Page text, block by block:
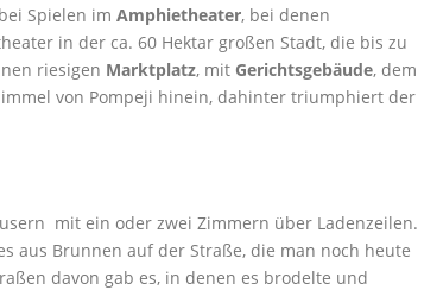
Spielen imAmphietheater, bei denen
in der ca. 60 Hektar großen Stadt, die bis zu
riesigen Marktplatz, mit Gerichtsgebäude, dem
von Pompeji hinein, dahinter triumphiert der
mit ein oder zwei Zimmern über Ladenzeilen.
aus Brunnen auf der Straße, die man noch heute
davon gab es, in denen es brodelte und